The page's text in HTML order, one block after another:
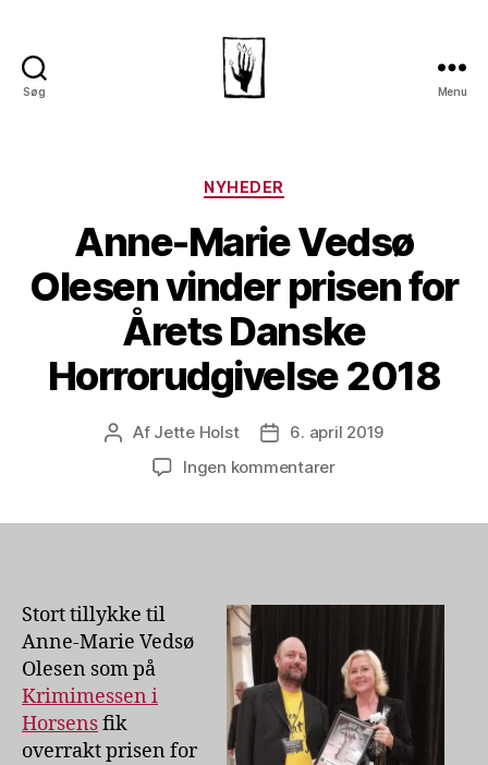
Søg Menu
Kategorier
NYHEDER
Anne-Marie Vedsø
Olesen vinder prisen for
Årets Danske
Horrorudgivelse 2018
Indlægsforfatter
Af Jette Holst Indlægsdato
6. april 2019
Ingen kommentarertil
prisen
Årets
Danske
Horrorudgivelse
2018
Stort tillykke til
Anne-Marie Vedsø
Olesen som på
Krimimessen i
Horsensfik
overrakt prisen for